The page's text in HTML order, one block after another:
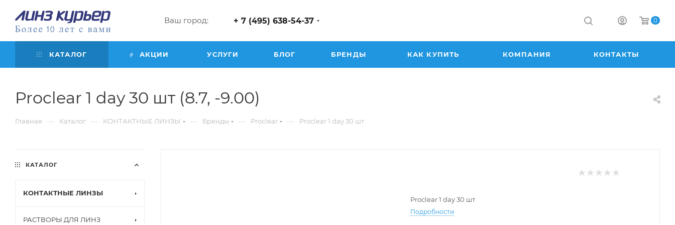
Ваш город: + 7 (495) 638-54-37 0
КАТАЛОГ АКЦИИ УСЛУГИ БЛОГ БРЕНДЫ КАК КУПИТЬ КОМПАНИЯ КОНТАКТЫ
Proclear 1 day 30 шт (8.7, -9.00)
Главная — Каталог — КОНТАКТНЫЕ ЛИНЗЫ — Бренды — Proclear — Proclear 1 day 30 шт
Proclear 1 day 30 шт
Подробности
КАТАЛОГ
КОНТАКТНЫЕ ЛИНЗЫ
РАСТВОРЫ ДЛЯ ЛИНЗ